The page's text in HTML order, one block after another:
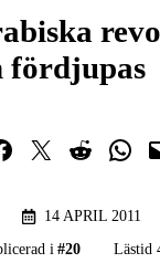
fördjupas
på Facebook
Dela på TwitterDela på Reddit
Dela i
14 APRIL 2011
i#20 Lästid